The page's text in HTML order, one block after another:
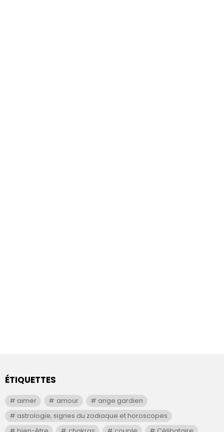
ÉTIQUETTES
aimer amour
ange gardien
astrologie, signes du zodiaque et horoscopes